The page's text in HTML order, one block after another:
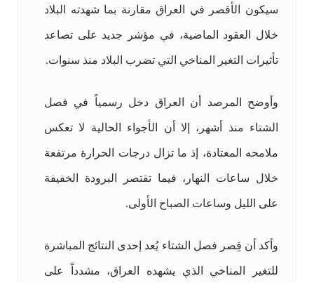
سيكون الأقصر في العراق مقارنة بما شهدته البلاد
خلال العقود الماضية، في مؤشر جديد على تصاعد
تأثيرات التغير المناخي التي تضرب البلاد منذ سنوات.
وأوضح المرصد أن العراق دخل رسمياً في فصل
الشتاء منذ أشهر، إلا أن الأجواء الحالية لا تعكس
ملامحه المعتادة، إذ ما تزال درجات الحرارة مرتفعة
خلال ساعات النهار، فيما تقتصر البرودة الخفيفة
على الليل وساعات الصباح الأولى.
وأكد أن قِصر فصل الشتاء يُعد إحدى النتائج المباشرة
للتغير المناخي الذي يشهده العراق، مشدداً على